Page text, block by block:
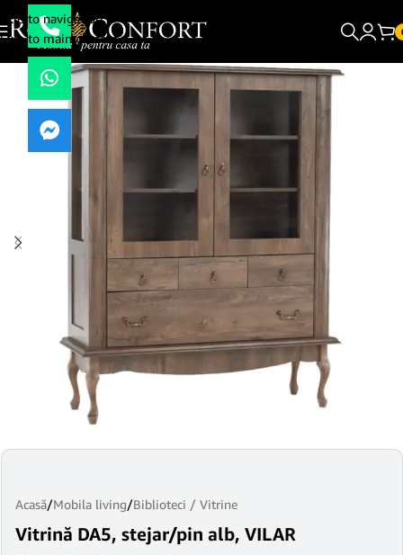
Skip to navigation
Skip to main content
Acasă/Mobila living/Biblioteci / Vitrine
Vitrină DA5, stejar/pin alb, VILAR